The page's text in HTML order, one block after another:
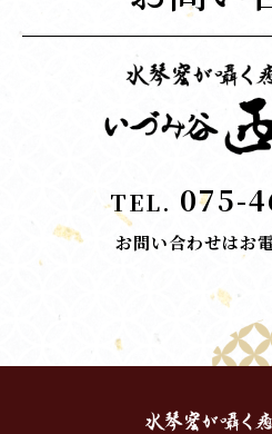
TEL. 075-
お問い合わせはお